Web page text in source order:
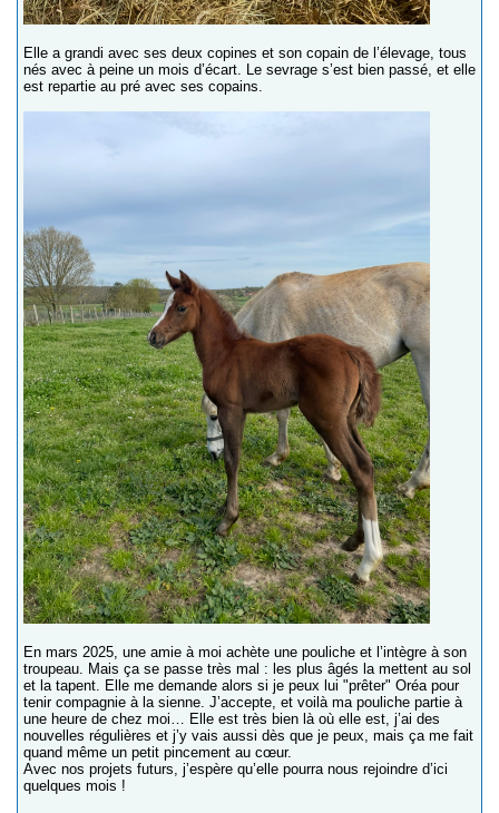
Elle a grandi avec ses deux copines et son copain de l’élevage, tous
nés avec à peine un mois d’écart. Le sevrage s’est bien passé, et elle
est repartie au pré avec ses copains.
En mars 2025, une amie à moi achète une pouliche et l’intègre à son
troupeau. Mais ça se passe très mal : les plus âgés la mettent au sol
et la tapent. Elle me demande alors si je peux lui "prêter" Oréa pour
tenir compagnie à la sienne. J’accepte, et voilà ma pouliche partie à
une heure de chez moi… Elle est très bien là où elle est, j’ai des
nouvelles régulières et j’y vais aussi dès que je peux, mais ça me fait
quand même un petit pincement au cœur.
Avec nos projets futurs, j’espère qu’elle pourra nous rejoindre d’ici
quelques mois !